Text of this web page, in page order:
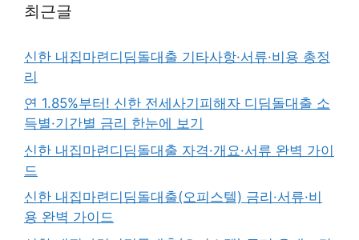
최근글
신한 내집마련디딤돌대출 기타사항·서류·비용 총정
리
연 1.85%부터! 신한 전세사기피해자 디딤돌대출 소
득별·기간별 금리 한눈에 보기
신한 내집마련디딤돌대출 자격·개요·서류 완벽 가이
드
신한 내집마련디딤돌대출(오피스텔) 금리·서류·비
용 완벽 가이드